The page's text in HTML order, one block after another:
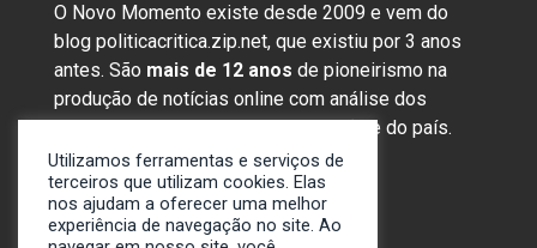
O Novo Momento existe desde 2009 e vem do
blog politicacritica.zip.net, que existiu por 3 anos
antes. São mais de 12 anos de pioneirismo na
produção de notícias online com análise dos
assuntos mais importantes da região e do país.
Sobre nós
Anunciar
Utilizamos ferramentas e serviços de
terceiros que utilizam cookies. Elas
nos ajudam a oferecer uma melhor
experiência de navegação no site. Ao